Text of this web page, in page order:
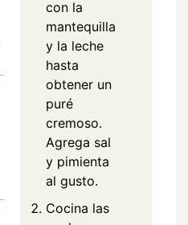
con la
mantequilla
y la leche
hasta
obtener un
puré
cremoso.
Agrega sal
y pimienta
al gusto.
Cocina las